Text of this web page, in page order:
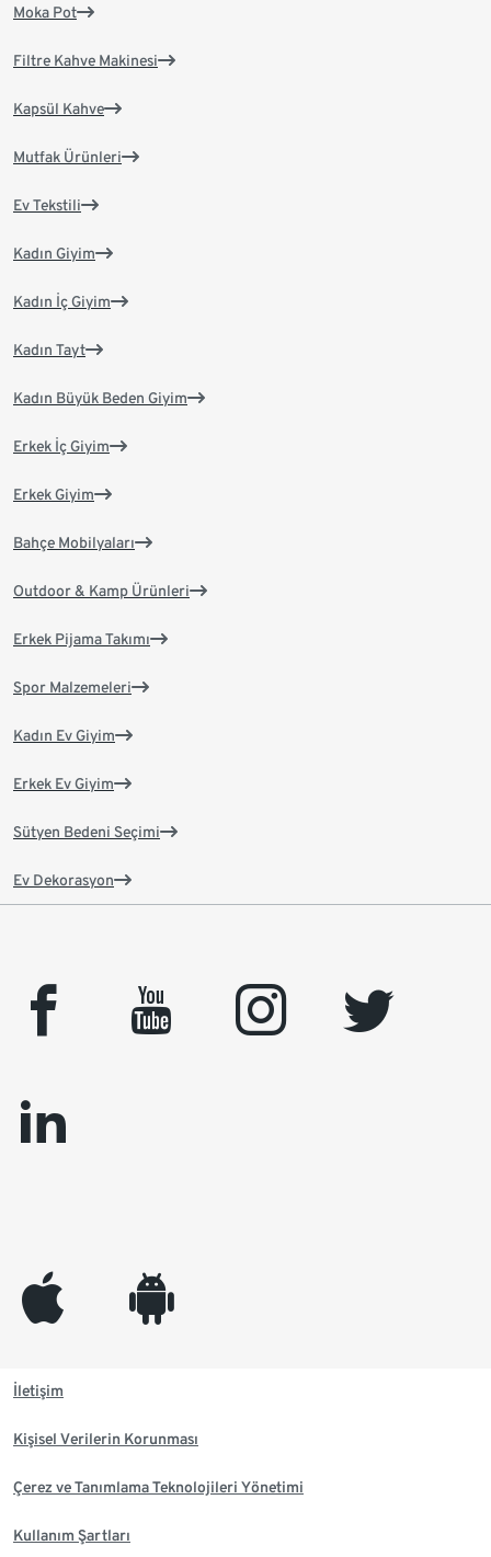
Moka Pot
Filtre Kahve Makinesi
Kapsül Kahve
Mutfak Ürünleri
Ev Tekstili
Kadın Giyim
Kadın İç Giyim
Kadın Tayt
Kadın Büyük Beden Giyim
Erkek İç Giyim
Erkek Giyim
Bahçe Mobilyaları
Outdoor & Kamp Ürünleri
Erkek Pijama Takımı
Spor Malzemeleri
Kadın Ev Giyim
Erkek Ev Giyim
Sütyen Bedeni Seçimi
Ev Dekorasyon
facebook youtube instagram
twitter
linkedin
appleinc android
İletişim
Kişisel Verilerin Korunması
Çerez ve Tanımlama Teknolojileri Yönetimi
Kullanım Şartları